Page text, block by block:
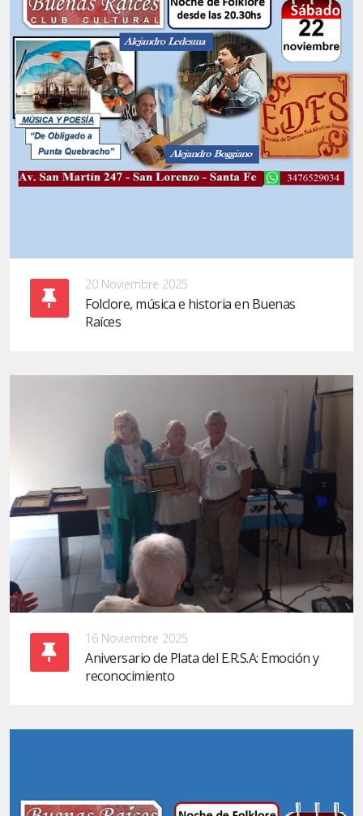
20 Noviembre 2025
Folclore, música e historia en Buenas
Raíces
16 Noviembre 2025
Aniversario de Plata del E.R.S.A: Emoción y
reconocimiento